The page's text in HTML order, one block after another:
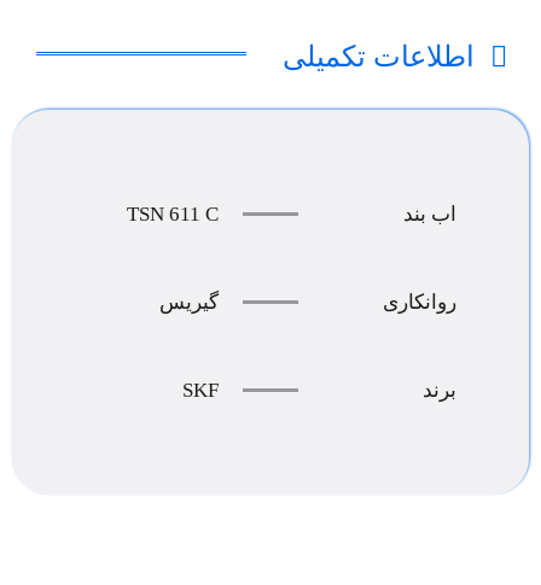
اطلاعات تکمیلی
اب بند TSN 611 C
روانکاری گیریس
برند SKF